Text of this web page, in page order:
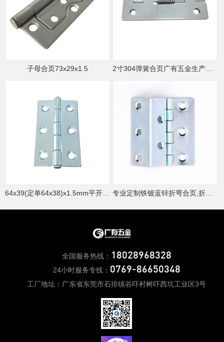
子母合页73x29x1.5 2寸304弹簧合页广有五金生产家具弹簧铰链,不锈钢2寸x1寸弹簧合页
全国服务热线： 18028968328
24小时服务专线： 0769-86650348
工厂地址：广东省东莞市石排镇谷吓村树吓西坑工业区3号